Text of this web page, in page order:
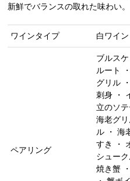
新鮮でバランスの取れた味わい。
ワインタイプ 白ワイン
ペアリング
ブルス
ルート
グリル
刺身 ・
立のソ
海老グ
ル ・ 海
すき ・
シュー
焼き蟹